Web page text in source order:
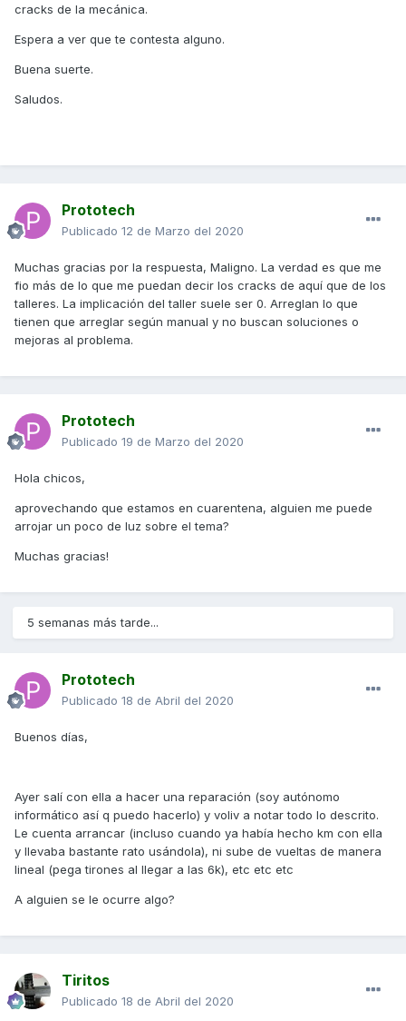
cracks de la mecánica.
Espera a ver que te contesta alguno.
Buena suerte.
Saludos.
Prototech
Publicado 12 de Marzo del 2020
Muchas gracias por la respuesta, Maligno. La verdad es que me
fio más de lo que me puedan decir los cracks de aquí que de los
talleres. La implicación del taller suele ser 0. Arreglan lo que
tienen que arreglar según manual y no buscan soluciones o
mejoras al problema.
Prototech
Publicado 19 de Marzo del 2020
Hola chicos,
aprovechando que estamos en cuarentena, alguien me puede
arrojar un poco de luz sobre el tema?
Muchas gracias!
5 semanas más tarde...
Prototech
Publicado 18 de Abril del 2020
Buenos días,
Ayer salí con ella a hacer una reparación (soy autónomo
informático así q puedo hacerlo) y voliv a notar todo lo descrito.
Le cuenta arrancar (incluso cuando ya había hecho km con ella
y llevaba bastante rato usándola), ni sube de vueltas de manera
lineal (pega tirones al llegar a las 6k), etc etc etc
A alguien se le ocurre algo?
Tiritos
Publicado 18 de Abril del 2020